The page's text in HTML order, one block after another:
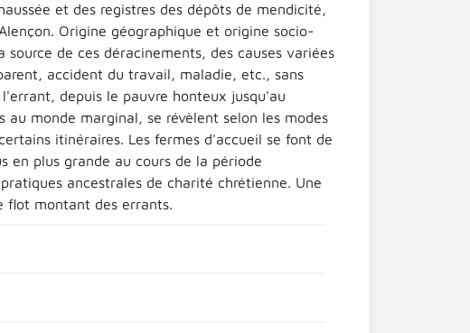
et des registres des dépôts de mendicité,
Origine géographique et origine socio-
de ces déracinements, des causes variées
accident du travail, maladie, etc., sans
depuis le pauvre honteux jusqu'au
monde marginal, se révèlent selon les modes
itinéraires. Les fermes d'accueil se font de
en plus grande au cours de la période
ancestrales de charité chrétienne. Une
flot montant des errants.